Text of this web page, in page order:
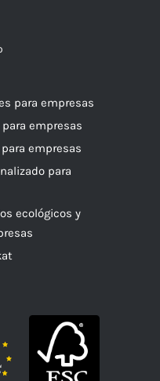
para empresas
empresas
empresas
para
ecológicos y